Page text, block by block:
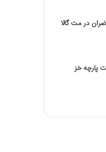
در مت گالا
پارچه خز